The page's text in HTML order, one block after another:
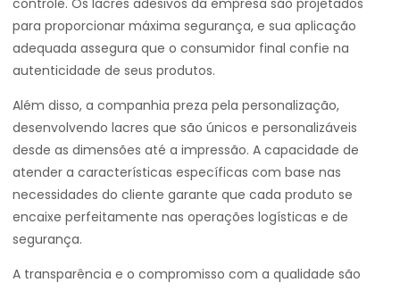
controle. Os lacres adesivos da empresa são projetados
para proporcionar máxima segurança, e sua aplicação
adequada assegura que o consumidor final confie na
autenticidade de seus produtos.
Além disso, a companhia preza pela personalização,
desenvolvendo lacres que são únicos e personalizáveis
desde as dimensões até a impressão. A capacidade de
atender a características específicas com base nas
necessidades do cliente garante que cada produto se
encaixe perfeitamente nas operações logísticas e de
segurança.
A transparência e o compromisso com a qualidade são